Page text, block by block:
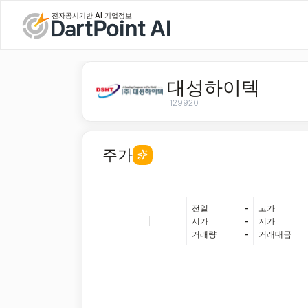
전자공시기반 AI 기업정보
대성하이텍
129920
주가
전일
-
시가
-
거래량
-
고가
저가
거래대금